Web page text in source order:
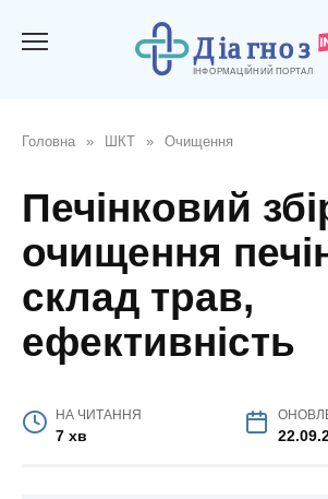
Головна » ШКТ » Очищення
Печінковий
очищення
склад трав,
ефективність
НА ЧИТАННЯ
7 хв